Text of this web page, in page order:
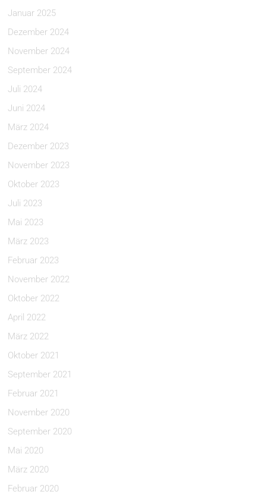
Januar 2025
Dezember 2024
November 2024
September 2024
Juli 2024
Juni 2024
März 2024
Dezember 2023
November 2023
Oktober 2023
Juli 2023
Mai 2023
März 2023
Februar 2023
November 2022
Oktober 2022
April 2022
März 2022
Oktober 2021
September 2021
Februar 2021
November 2020
September 2020
Mai 2020
März 2020
Februar 2020